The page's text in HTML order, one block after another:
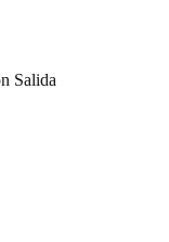
Salida